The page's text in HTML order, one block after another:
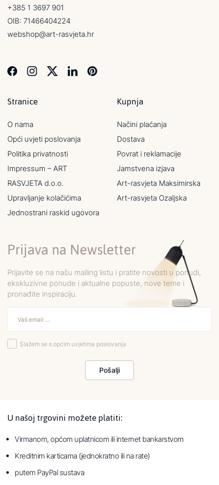
+385 1 3697 901
OIB: 71466404224
webshop@art-rasvjeta.hr
Stranice
O nama
Opći uvjeti poslovanja
Politika privatnosti
Impressum – ART
RASVJETA d.o.o.
Upravljanje kolačićima
Jednostrani raskid ugovora
Kupnja
Načini plaćanja
Dostava
Povrat i reklamacije
Jamstvena izjava
Art-rasvjeta Maksimirska
Art-rasvjeta Ozaljska
Prijava na Newsletter
Prijavite se na našu mailing listu i pratite novosti u ponudi,
ekskluzivne ponude i aktualne popuste, nove teme i
pronađite inspiraciju.
Slažem se s općim uvjetima poslovanja
Pošalji
U našoj trgovini možete platiti:
Virmanom, općom uplatnicom ili internet bankarstvom
Kreditnim karticama (jednokratno ili na rate)
putem PayPal sustava